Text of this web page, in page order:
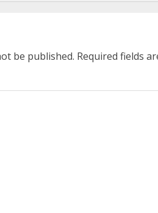
be published. Required fields